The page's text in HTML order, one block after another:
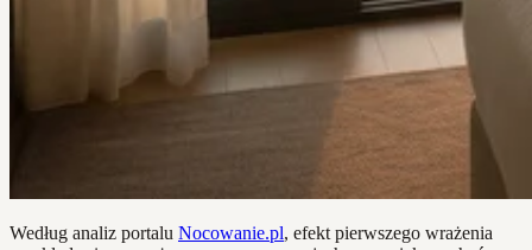
Według analiz portalu Nocowanie.pl, efekt pierwszego wrażenia